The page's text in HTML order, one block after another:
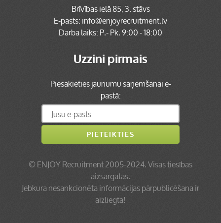
Brīvības ielā 85, 3. stāvs
E-pasts:info@enjoyrecruitment.lv
Darba laiks: P.- Pk. 9:00 - 18:00
Uzzini pirmais
Piesakieties jaunumu saņemšanai e-
pastā:
©ENJOY Recruitment2005-2024. Visas tiesības
aizsargātas.
Jebkura nesankcionēta informācijas pārpublicēšana ir
aizliegta!